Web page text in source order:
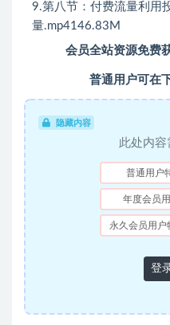
9.第八节：付费流量利用
量.mp4146.83M
会员全站资源免费
普通用户可在
隐藏内容
此处内
普通用户
年度会员
永久会员用户
登